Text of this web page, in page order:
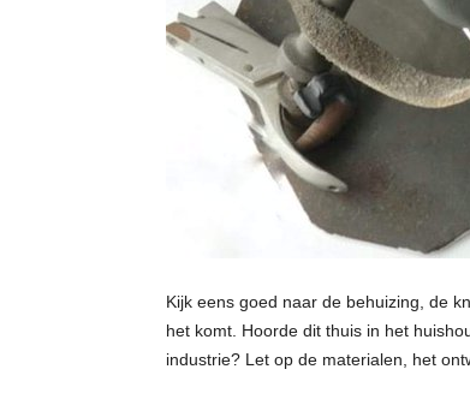
Kijk eens goed naar de behuizing, de
het komt. Hoorde dit thuis in het
industrie? Let op de materialen, het